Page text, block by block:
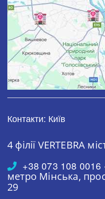
Контакти: Київ
4 філії VERTEBRA
+38 073 108
метро Мінська,
29